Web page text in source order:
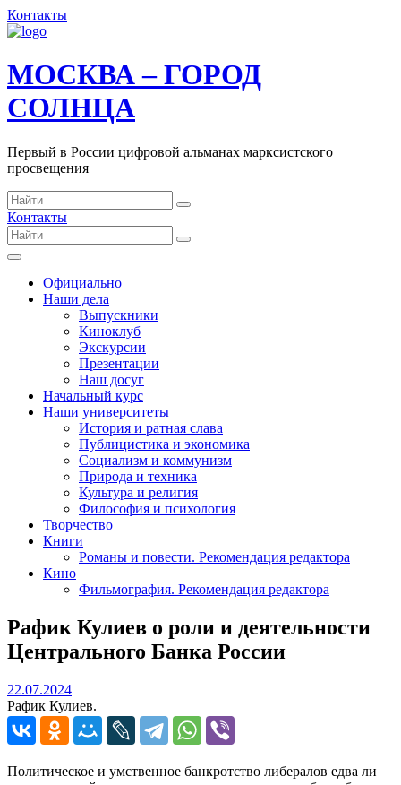
Контакты
МОСКВА – ГОРОД
СОЛНЦА
Первый в России цифровой альманах марксистского
просвещения
Контакты
Официально
Наши дела
Выпускники
Киноклуб
Экскурсии
Презентации
Наш досуг
Начальный курс
Наши университеты
История и ратная слава
Публицистика и экономика
Социализм и коммунизм
Природа и техника
Культура и религия
Философия и психология
Творчество
Книги
Романы и повести. Рекомендация редактора
Кино
Фильмография. Рекомендация редактора
Рафик Кулиев о роли и деятельности
Центрального Банка России
22.07.202422.07.2024
Рафик Кулиев.
Политическое и умственное банкротство либералов едва ли